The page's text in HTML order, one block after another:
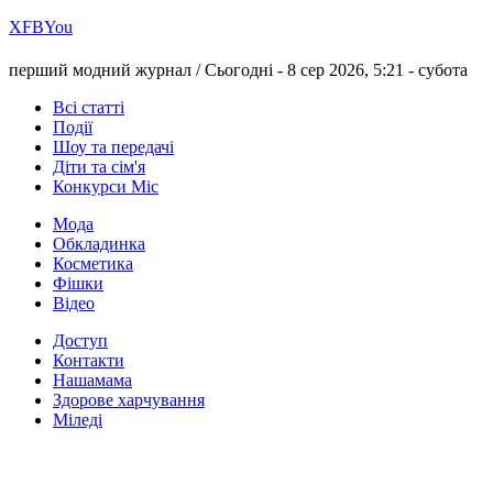
ХFBYou
перший модний журнал /Сьогодні - 8 сер 2026, 5:21 - субота
Всі статті
Події
Шоу та передачі
Діти та сім'я
Конкурси Міс
Мода
Обкладинка
Косметика
Фішки
Відео
Доступ
Контакти
Нашамама
Здорове харчування
Міледі